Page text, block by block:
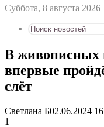
Суббота, 8 августа 2026
В живописных
впервые
слёт
Светлана Б02.06.2024
1